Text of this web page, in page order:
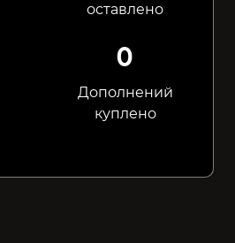
оставлено
0
Дополнений
куплено